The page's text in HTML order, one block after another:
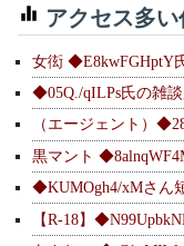
アクセス多
女衒 ◆E8kwFGHptY
◆05Q./qILPs氏の雑
（エージェント）
黒マント
◆KUMOgh4/xMさん
【R-18】